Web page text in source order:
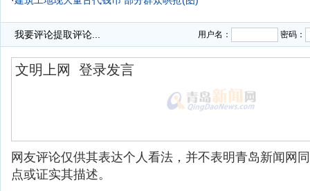
我要评论提取评论... 用户名： 密码：
网友评论仅供其表达个人看法，并不表明青岛新闻网
点或证实其描述。